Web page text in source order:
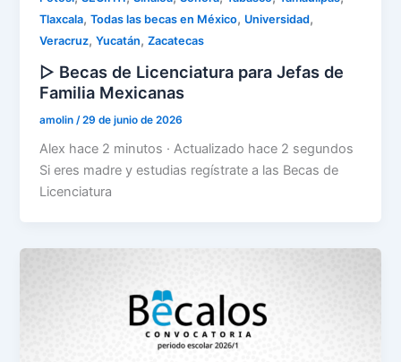
Tlaxcala,Todas las becas en México, Universidad,
Veracruz,Yucatán,Zacatecas
▷ Becas de Licenciatura para Jefas de
Familia Mexicanas
amolin /29 de junio de 2026
Alex hace 2 minutos · Actualizado hace 2 segundos
Si eres madre y estudias regístrate a las Becas de
Licenciatura